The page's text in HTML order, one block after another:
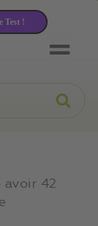
avoir 42
Test !